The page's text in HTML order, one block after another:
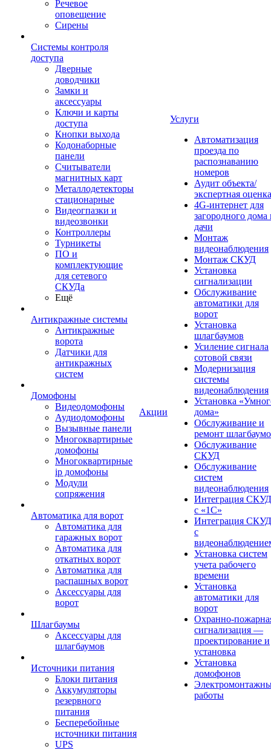
Речевое
оповещение
Сирены
Системы контроля
доступа
Дверные
доводчики
Замки и
аксессуары
Ключи и карты
доступа
Кнопки выхода
Кодонаборные
панели
Считыватели
магнитных карт
Металлодетекторы
стационарные
Видеогпазки и
видеозвонки
Контроллеры
Турникеты
ПО и
комплектующие
для сетевого
СКУДа
Ещё
Антикражные системы
Антикражные
ворота
Датчики для
антикражных
систем
Домофоны
Видеодомофоны
Аудиодомофоны
Вызывные панели
Многоквартирные
домофоны
Многоквартирные
ip домофоны
Модули
сопряжения
Автоматика для ворот
Автоматика для
гаражных ворот
Автоматика для
откатных ворот
Автоматика для
распашных ворот
Аксессуары для
ворот
Шлагбаумы
Аксессуары для
шлагбаумов
Источники питания
Блоки питания
Аккумуляторы
резервного
питания
Бесперебойные
источники питания
UPS
Акции
Услуги
Автоматизация
проезда по
распознаванию
номеров
Аудит объекта/
экспертная оценка
4G-интернет для
загородного дома
дачи
Монтаж
видеонаблюдения
Монтаж СКУД
Установка
сигнализации
Обслуживание
автоматики для
ворот
Установка
шлагбаумов
Усиление сигнала
сотовой связи
Модернизация
системы
видеонаблюдения
Установка
дома»
Обслуживание и
ремонт
Обслуживание
СКУД
Обслуживание
систем
видеонаблюдения
Интеграция СКУД
с «1С»
Интеграция СКУД
с
Установка систем
учета рабочего
времени
Установка
автоматики для
ворот
Охранно-
сигнализация —
проектирование и
установка
Установка
домофонов
работы